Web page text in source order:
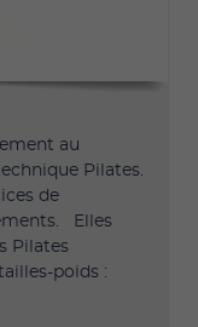
au
Pilates.
de
Elles
Pilates
poids :